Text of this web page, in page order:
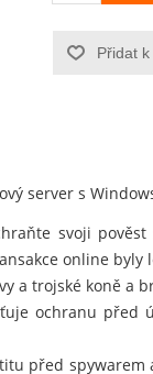
Přidat
server s
svoji
online byly
a trojské koně a
ochranu
před